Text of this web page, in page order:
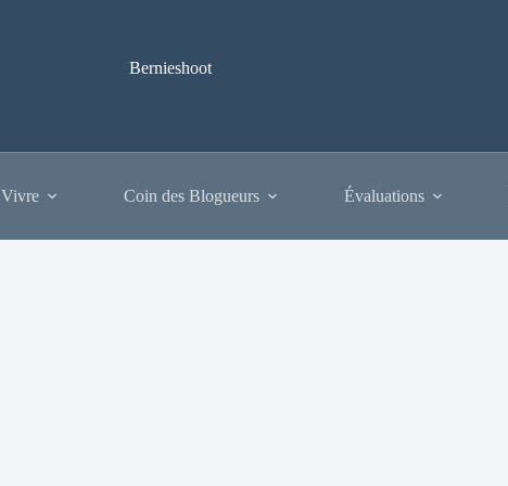
Bernieshoot
Coin des Blogueurs Évaluations